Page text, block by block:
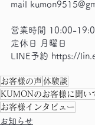
mail
営業時間 10:00-
定休日 月曜日
LINE予約 https://
お客様の声 体験談
KUMONのお客様に聞い
お客様インタビュー
お知らせ